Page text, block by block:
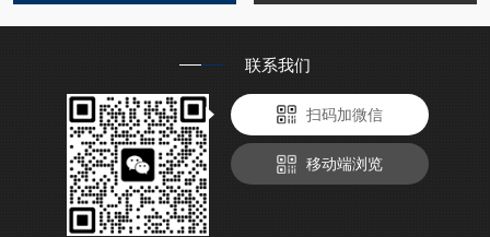
联系我们
扫码加微信
移动端浏览